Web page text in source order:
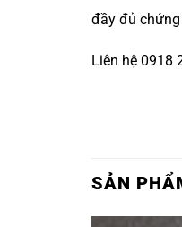
đầy đủ
Liên hệ 0918
SẢN